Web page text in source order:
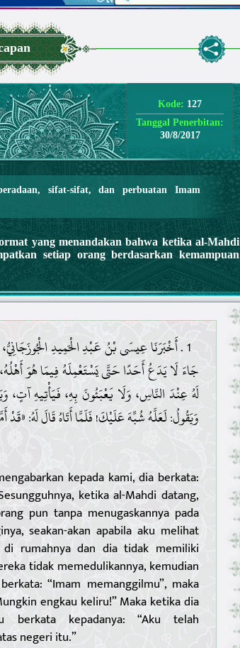
Kode: 127
Tanggal Penerbitan:
30/8/2017
sifat-sifat, dan perbuatan Imam
yang menandakan bahwa ketika al-Mahdi
setiap orang berdasarkan kemampuan
1 . أَخْبَرَنَا عِيسَى بْنُ عَبْدِ الْحَمِيدِ
جَاءَ لَا يَدَعُ أَحَدًا حَتَّى يَسْتَعْمِلَهُ فِيمَا هُوَ
لَهُ عِنْدَ النَّاسِ، وَلَا يَعْبَئُونَ بِهِ، فَيَأْتِيهِ آتٍ،
وَيَقُولُ: لَعَلَّهُ شُبِّهَ عَلَيْكَ! فَلَمَّا أَتَاهُ قَالَ لَهُ: «قَدْ
kepada kami, dia berkata:
ketika al-Mahdi datang,
pun tanpa menugaskannya pada
seakan-akan apabila aku melihat
rumahnya dan dia tidak memiliki
tidak memedulikannya, kemudian
“Imam memanggilmu”, maka
engkau keliru!” Maka ketika dia
berkata kepadanya: “Aku telah
negeri itu.”